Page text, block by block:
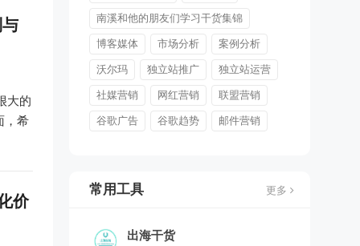
大的
，希
价
南溪和他的朋友们学习干货集锦
博客媒体 市场分析 案例分析
沃尔玛 独立站推广 独立站运营
社媒营销 网红营销 联盟营销
谷歌广告 谷歌趋势 邮件营销
常用工具 更多
出海干货